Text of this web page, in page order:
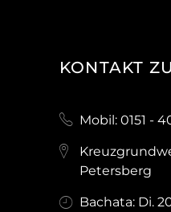
KONTAKT
Mobil: 0151 -
Petersberg
Bachata: Di.